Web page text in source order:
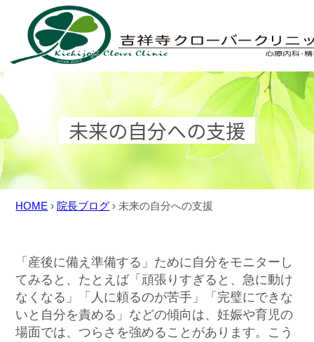
content
未来の自分への支援
HOME › 院長ブログ › 未来の自分への支援
「産後に備え準備する」ために自分をモニターし
てみると、たとえば「頑張りすぎると、急に動け
なくなる」「人に頼るのが苦手」「完璧にできな
いと自分を責める」などの傾向は、妊娠や育児の
場面では、つらさを強めることがあります。こう